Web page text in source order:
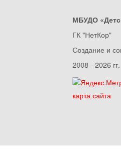
МБУДО
ГК "НетКор"
Создание и
2008 - 2026 гг.
карта сайта